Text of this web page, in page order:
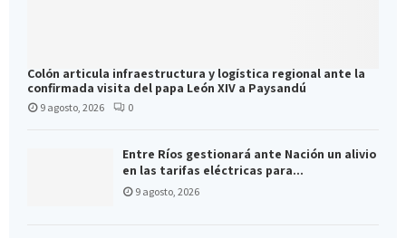
Colón articula infraestructura y logística regional ante la
confirmada visita del papa León XIV a Paysandú
9 agosto, 2026 0
Entre Ríos gestionará ante Nación un alivio
en las tarifas eléctricas para...
9 agosto, 2026